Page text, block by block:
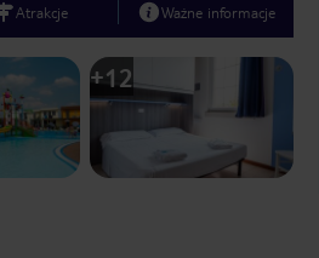
Atrakcje Ważne informacje
Next slide
1 /18
+12